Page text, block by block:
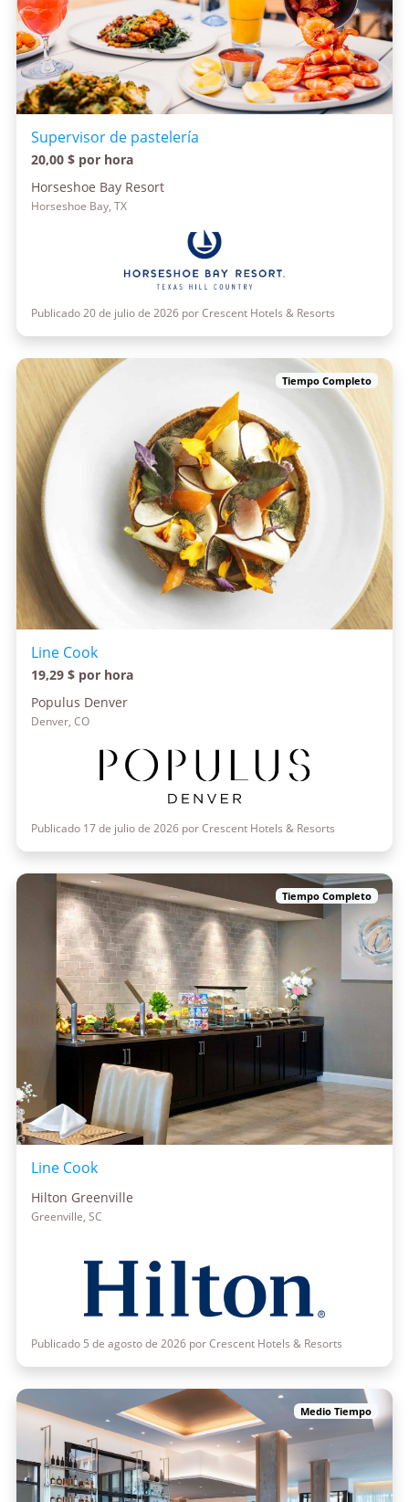
Supervisor de pastelería
20,00 $ por hora
Horseshoe Bay Resort
Horseshoe Bay, TX
Publicado 20 de julio de 2026 por Crescent Hotels & Resorts
Tiempo Completo
Line Cook
19,29 $ por hora
Populus Denver
Denver, CO
Publicado 17 de julio de 2026 por Crescent Hotels & Resorts
Tiempo Completo
Line Cook
Hilton Greenville
Greenville, SC
Publicado 5 de agosto de 2026 por Crescent Hotels & Resorts
Medio Tiempo